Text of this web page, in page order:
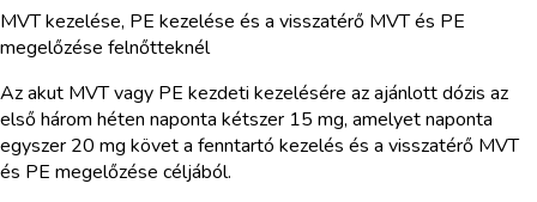
MVT kezelése, PE kezelése és a visszatérő MVT és PE
megelőzése felnőtteknél
Az akut MVT vagy PE kezdeti kezelésére az ajánlott dózis az
első három héten naponta kétszer 15 mg, amelyet naponta
egyszer 20 mg követ a fenntartó kezelés és a visszatérő MVT
és PE megelőzése céljából.